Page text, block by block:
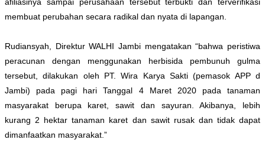
membuat perubahan secara radikal dan nyata di lapangan.
Rudiansyah, Direktur WALHI Jambi mengatakan “bahwa peristiwa
peracunan dengan menggunakan herbisida pembunuh gulma
tersebut, dilakukan oleh PT. Wira Karya Sakti (pemasok APP d
Jambi) pada pagi hari Tanggal 4 Maret 2020 pada tanaman
masyarakat berupa karet, sawit dan sayuran. Akibanya, lebih
kurang 2 hektar tanaman karet dan sawit rusak dan tidak dapat
dimanfaatkan masyarakat.”